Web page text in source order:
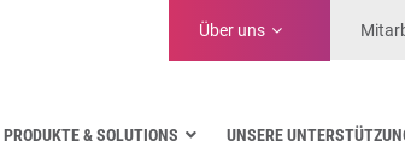
Über uns
PRODUKTE & SOLUTIONS UNSERE